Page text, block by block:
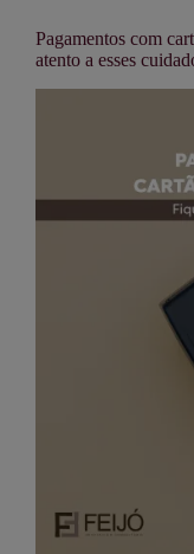
Pagamentos com
atento a esses